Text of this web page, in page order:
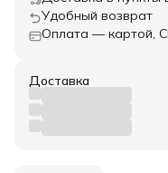
Удобный возврат
Оплата — картой,
Доставка